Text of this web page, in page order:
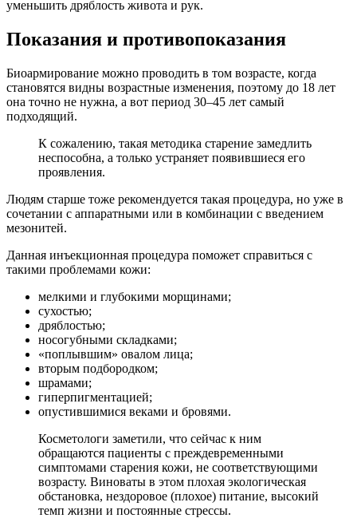
уменьшить дряблость живота и рук.
Показания и противопоказания
Биоармирование можно проводить в том возрасте, когда
становятся видны возрастные изменения, поэтому до 18 лет
она точно не нужна, а вот период 30–45 лет самый
подходящий.
К сожалению, такая методика старение замедлить
неспособна, а только устраняет появившиеся его
проявления.
Людям старше тоже рекомендуется такая процедура, но уже в
сочетании с аппаратными или в комбинации с введением
мезонитей.
Данная инъекционная процедура поможет справиться с
такими проблемами кожи:
мелкими и глубокими морщинами;
сухостью;
дряблостью;
носогубными складками;
«поплывшим» овалом лица;
вторым подбородком;
шрамами;
гиперпигментацией;
опустившимися веками и бровями.
Косметологи заметили, что сейчас к ним
обращаются пациенты с преждевременными
симптомами старения кожи, не соответствующими
возрасту. Виноваты в этом плохая экологическая
обстановка, нездоровое (плохое) питание, высокий
темп жизни и постоянные стрессы.